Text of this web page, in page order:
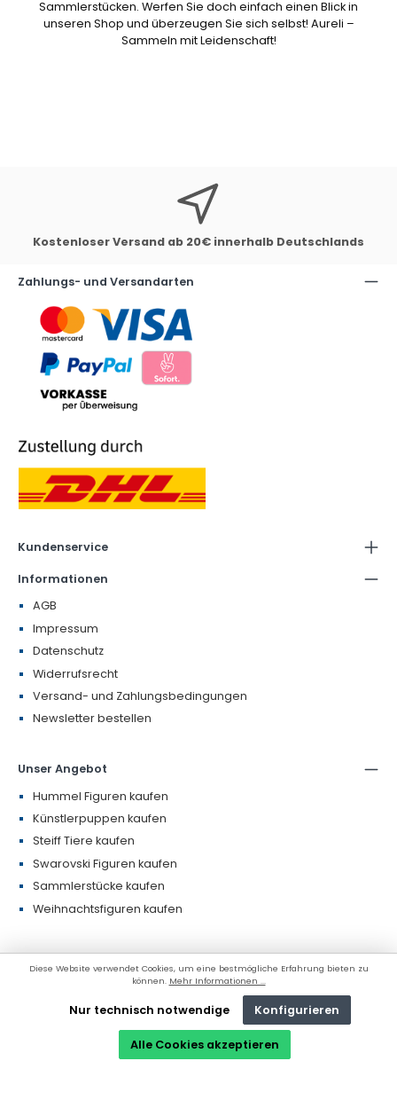
Sammlerstücken. Werfen Sie doch einfach einen Blick in
unseren Shop und überzeugen Sie sich selbst! Aureli –
Sammeln mit Leidenschaft!
Kostenloser Versand ab 20€ innerhalb Deutschlands
Zahlungs- und Versandarten
Kundenservice
Informationen
AGB
Impressum
Datenschutz
Widerrufsrecht
Versand- und Zahlungsbedingungen
Newsletter bestellen
Unser Angebot
Hummel Figuren kaufen
Künstlerpuppen kaufen
Steiff Tiere kaufen
Swarovski Figuren kaufen
Sammlerstücke kaufen
Weihnachtsfiguren kaufen
* Alle Preise inkl. gesetzl. Mehrwertsteuer zzgl.Versandkosten
Nachnahmegebühren, wenn nicht anders angegeben.
© 2026 aureli.de - Alle Rechte vorbehalten.
Diese Website verwendet Cookies, um eine bestmögliche Erfahrung bieten zu
können. Mehr Informationen ...
Nur technisch notwendige Konfigurieren
Alle Cookies akzeptieren